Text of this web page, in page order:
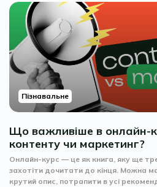
Пізнавальне
Що важливіше в онлайн-
контенту чи маркетинг?
Онлайн-курс — це як книга, яку ще
захотіти дочитати до кінця. Можна
крутий опис, потрапити в усі